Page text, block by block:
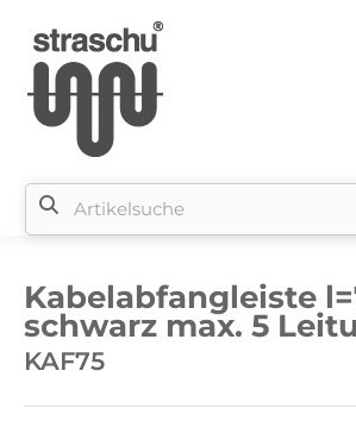
Kabelabfangleiste
schwarz max. 5
KAF75